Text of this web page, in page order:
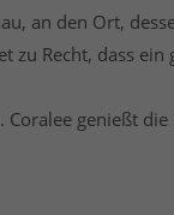
an den Ort,
zu Recht, dass ein
genießt